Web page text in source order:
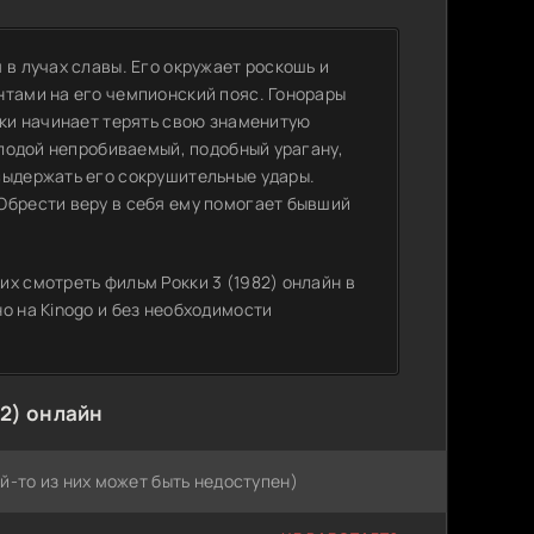
лучах славы. Его окружает роскошь и
на его чемпионский пояс. Гонорары
начинает терять свою знаменитую
непробиваемый, подобный урагану,
его сокрушительные удары.
веру в себя ему помогает бывший
смотреть фильм Рокки 3 (1982) онлайн в
на Kinogo и без необходимости
онлайн
то из них может быть недоступен)